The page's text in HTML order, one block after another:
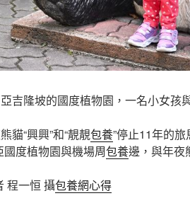
吉隆坡的國度植物園，一名小女孩
貓“興興”和“靚靚包養”停止11年的
度植物園與機場周包養邊，與年夜
程一恒 攝包養網心得